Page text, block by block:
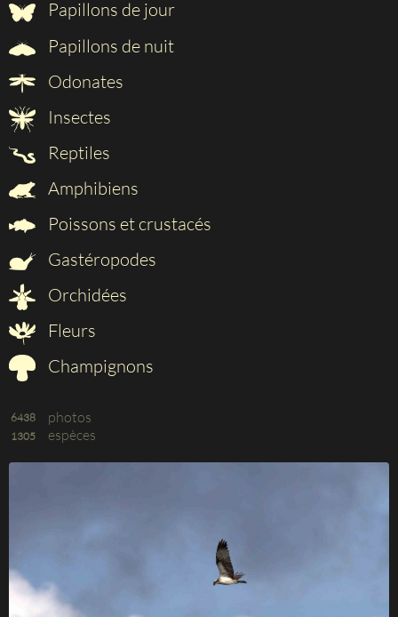
Papillons de jour
Papillons de nuit
Odonates
Insectes
Reptiles
Amphibiens
Poissons et crustacés
Gastéropodes
Orchidées
Fleurs
Champignons
6438 photos
1305 espèces